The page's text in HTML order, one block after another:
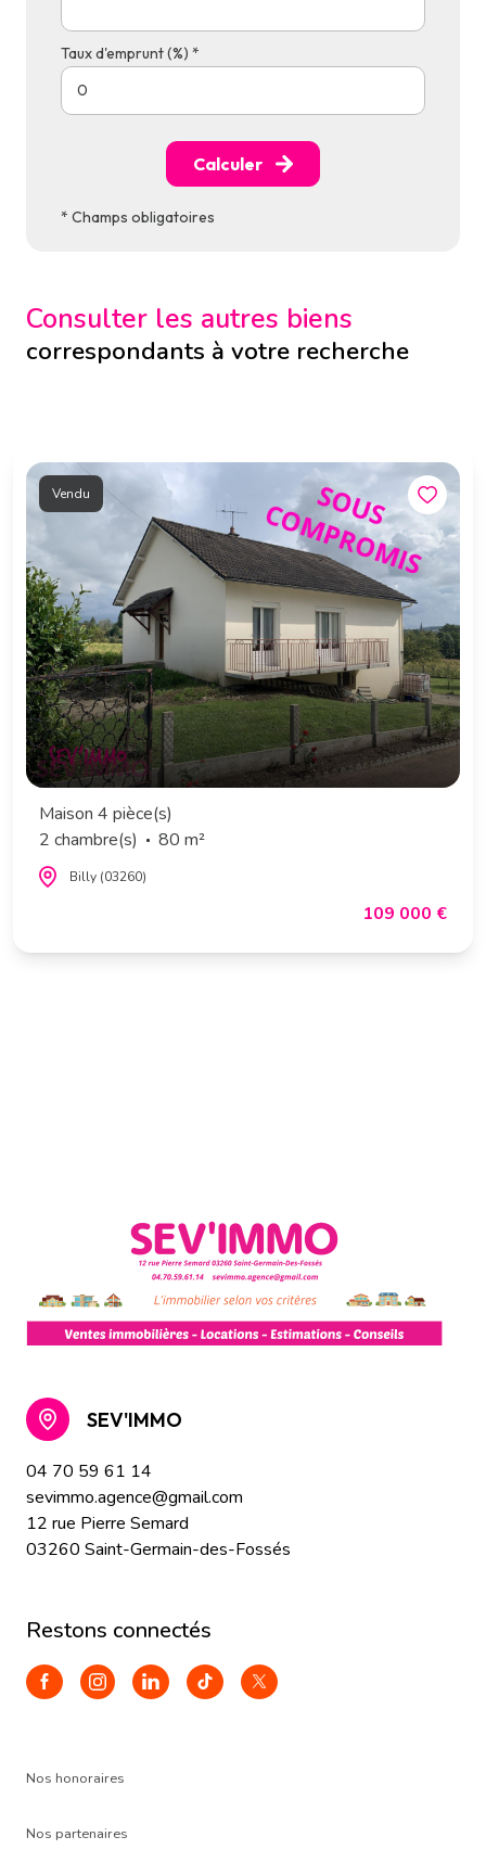
Taux d'emprunt (%) *
Calculer
* Champs obligatoires
Consulter les autres biens
correspondants à votre recherche
Vendu
Maison 4 pièce(s)
2 chambre(s)
80 m²
Billy (03260)
109 000 €
SEV'IMMO
04 70 59 61 14
sevimmo.agence@gmail.com
12 rue Pierre Semard
03260 Saint-Germain-des-Fossés
restons connectés
Nos honoraires
Nos partenaires